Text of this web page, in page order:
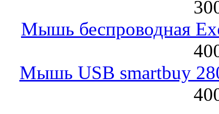
Мышь беспроводная
Мышь USB smartbuy